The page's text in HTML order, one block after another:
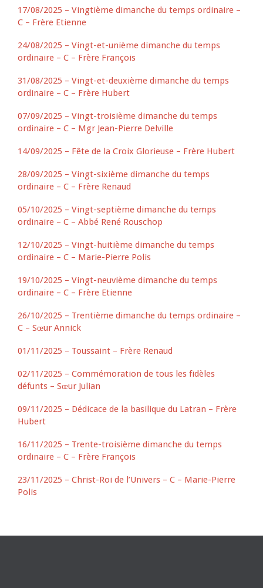
17/08/2025 – Vingtième dimanche du temps ordinaire –
C – Frère Etienne
24/08/2025 – Vingt-et-unième dimanche du temps
ordinaire – C – Frère François
31/08/2025 – Vingt-et-deuxième dimanche du temps
ordinaire – C – Frère Hubert
07/09/2025 – Vingt-troisième dimanche du temps
ordinaire – C – Mgr Jean-Pierre Delville
14/09/2025 – Fête de la Croix Glorieuse – Frère Hubert
28/09/2025 – Vingt-sixième dimanche du temps
ordinaire – C – Frère Renaud
05/10/2025 – Vingt-septième dimanche du temps
ordinaire – C – Abbé René Rouschop
12/10/2025 – Vingt-huitième dimanche du temps
ordinaire – C – Marie-Pierre Polis
19/10/2025 – Vingt-neuvième dimanche du temps
ordinaire – C – Frère Etienne
26/10/2025 – Trentième dimanche du temps ordinaire –
C – Sœur Annick
01/11/2025 – Toussaint – Frère Renaud
02/11/2025 – Commémoration de tous les fidèles
défunts – Sœur Julian
09/11/2025 – Dédicace de la basilique du Latran – Frère
Hubert
16/11/2025 – Trente-troisième dimanche du temps
ordinaire – C – Frère François
23/11/2025 – Christ-Roi de l’Univers – C – Marie-Pierre
Polis